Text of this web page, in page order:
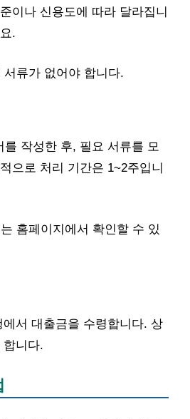
이나 신용도에 따라 달라집니
.
서류가 없어야 합니다.
를 작성한 후, 필요 서류를 모
으로 처리 기간은 1~2주입니
홈페이지에서 확인할 수 있
서 대출금을 수령합니다. 상
합니다.